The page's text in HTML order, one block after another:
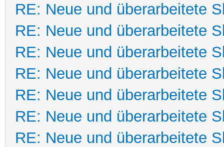
RE: Neue und überarbeitete
RE: Neue und überarbeitete
RE: Neue und überarbeitete
RE: Neue und überarbeitete
RE: Neue und überarbeitete
RE: Neue und überarbeitete
RE: Neue und überarbeitete